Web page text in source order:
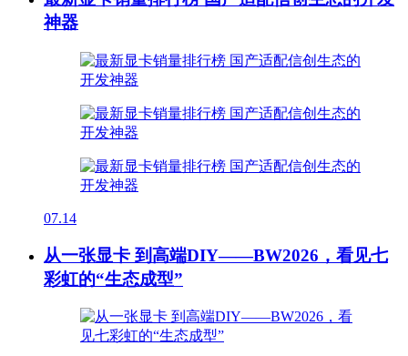
神器
07.14
从一张显卡 到高端DIY——BW2026，看见七
彩虹的“生态成型”